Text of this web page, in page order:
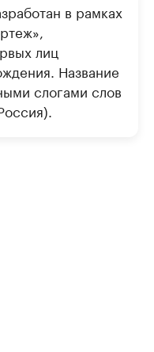
в рамках
лиц
Название
слогами слов